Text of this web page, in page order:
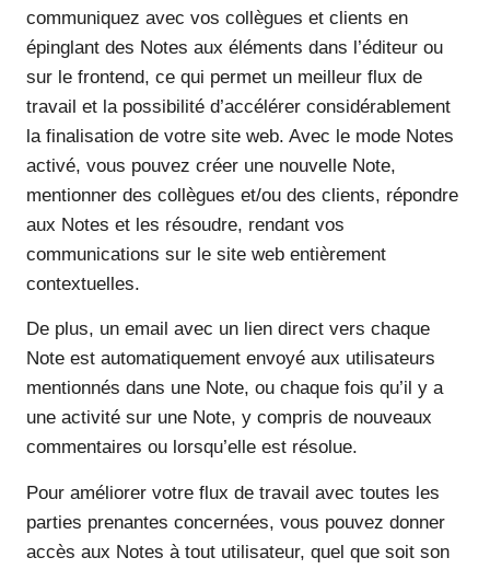
communiquez avec vos collègues et clients en
épinglant des Notes aux éléments dans l’éditeur ou
sur le frontend, ce qui permet un meilleur flux de
travail et la possibilité d’accélérer considérablement
la finalisation de votre site web. Avec le mode Notes
activé, vous pouvez créer une nouvelle Note,
mentionner des collègues et/ou des clients, répondre
aux Notes et les résoudre, rendant vos
communications sur le site web entièrement
contextuelles.
De plus, un email avec un lien direct vers chaque
Note est automatiquement envoyé aux utilisateurs
mentionnés dans une Note, ou chaque fois qu’il y a
une activité sur une Note, y compris de nouveaux
commentaires ou lorsqu’elle est résolue.
Pour améliorer votre flux de travail avec toutes les
parties prenantes concernées, vous pouvez donner
accès aux Notes à tout utilisateur, quel que soit son